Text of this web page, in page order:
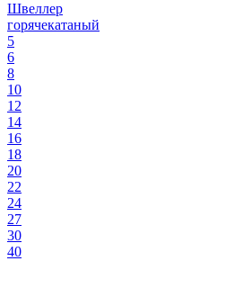
Швеллер
горячекатаный
5
6
8
10
12
14
16
18
20
22
24
27
30
40